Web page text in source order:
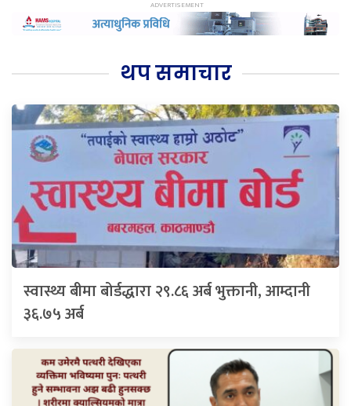
थप समाचार
स्वास्थ्य बीमा बोर्डद्धारा २९.८६ अर्ब भुक्तानी, आम्दानी
३६.७५ अर्ब